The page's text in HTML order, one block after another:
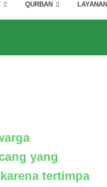
QURBAN LAYANAN
yang
tertimpa